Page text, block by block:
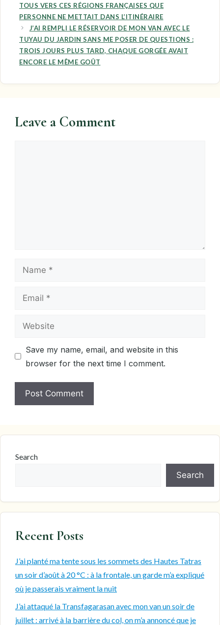
TOUS VERS CES RÉGIONS FRANÇAISES QUE
PERSONNE NE METTAIT DANS L’ITINÉRAIRE
J’AI REMPLI LE RÉSERVOIR DE MON VAN AVEC LE
TUYAU DU JARDIN SANS ME POSER DE QUESTIONS :
TROIS JOURS PLUS TARD, CHAQUE GORGÉE AVAIT
ENCORE LE MÊME GOÛT
Leave a Comment
Name
Email
Website
Save my name, email, and website in this
browser for the next time I comment.
Search
Search
Recent Posts
J’ai planté ma tente sous les sommets des Hautes Tatras
un soir d’août à 20 °C : à la frontale, un garde m’a expliqué
où je passerais vraiment la nuit
J’ai attaqué la Transfagarasan avec mon van un soir de
juillet : arrivé à la barrière du col, on m’a annoncé que je